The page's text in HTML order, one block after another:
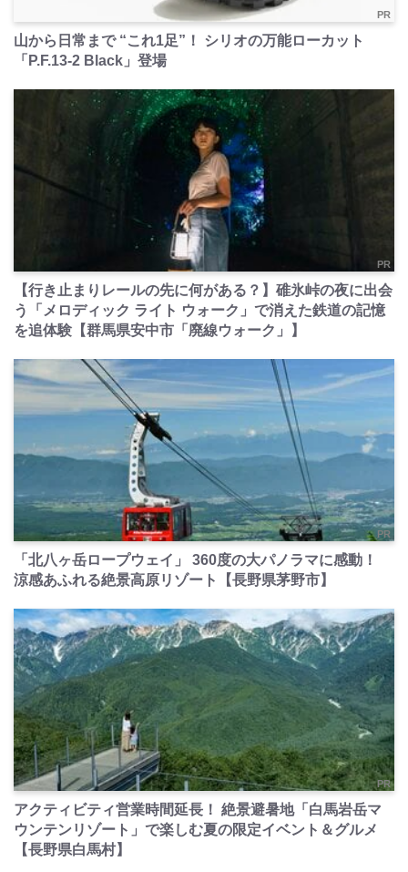
PR
山から日常まで “これ1足”！ シリオの万能ローカット
「P.F.13-2 Black」登場
PR
【行き止まりレールの先に何がある？】碓氷峠の夜に出会
う「メロディック ライト ウォーク」で消えた鉄道の記憶
を追体験【群馬県安中市「廃線ウォーク」】
PR
「北八ヶ岳ロープウェイ」 360度の大パノラマに感動！
涼感あふれる絶景高原リゾート【長野県茅野市】
PR
アクティビティ営業時間延長！ 絶景避暑地「白馬岩岳マ
ウンテンリゾート」で楽しむ夏の限定イベント＆グルメ
【長野県白馬村】